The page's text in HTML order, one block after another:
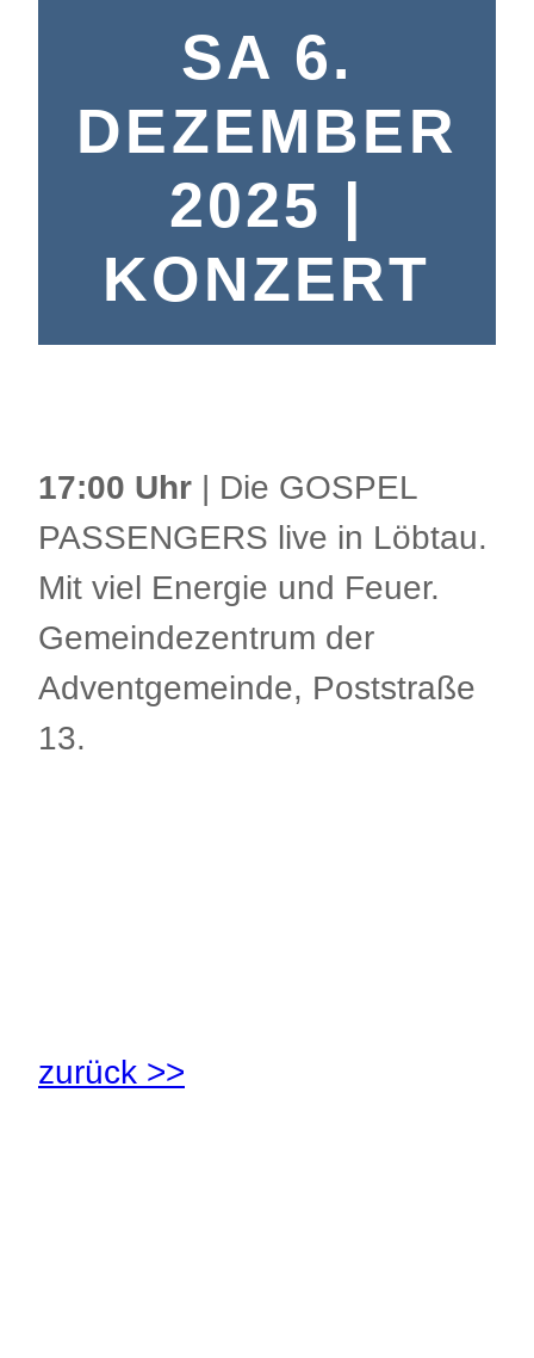
SA 6.
DEZEMBER
2025 |
KONZERT
17:00 Uhr | Die GOSPEL
PASSENGERS live in Löbtau.
Mit viel Energie und Feuer.
Gemeindezentrum der
Adventgemeinde, Poststraße
13.
zurück >>